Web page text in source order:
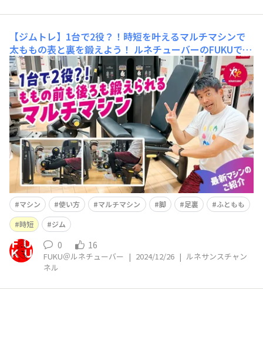
【ジムトレ】1台で2役？！時短を叶えるマルチマシンで
太ももの表と裏を鍛えよう！ ルネチューバーのFUKUで
す！ ルネサンス公式YouTube「ルネサンスチャンネ
ル」を更新しました(^^)/ 今回は 【ジムトレ】1台
で2役？！時短を叶えるマルチマシンで太ももの表と裏を
鍛えよう！ という内容です。 &n
マシン 使い方 マルチマシン 脚 足裏
ふともも
時短
ジム
0 16
FUKU＠ルネチューバー | 2024/12/26 | ルネサンスチャン
ネル